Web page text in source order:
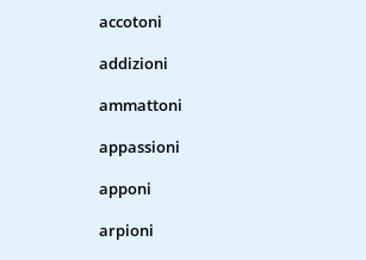
accotoni
addizioni
ammattoni
appassioni
apponi
arpioni